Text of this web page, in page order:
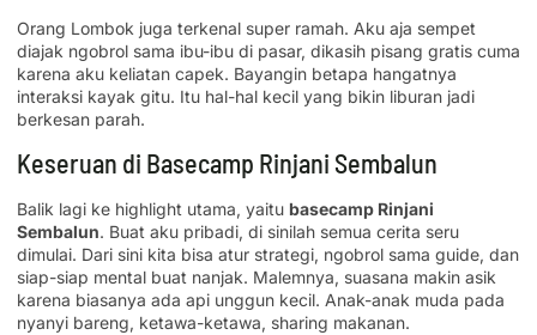
Orang Lombok juga terkenal super ramah. Aku aja sempet
diajak ngobrol sama ibu-ibu di pasar, dikasih pisang gratis cuma
karena aku keliatan capek. Bayangin betapa hangatnya
interaksi kayak gitu. Itu hal-hal kecil yang bikin liburan jadi
berkesan parah.
Keseruan di Basecamp Rinjani Sembalun
Balik lagi ke highlight utama, yaitu basecamp Rinjani
Sembalun. Buat aku pribadi, di sinilah semua cerita seru
dimulai. Dari sini kita bisa atur strategi, ngobrol sama guide, dan
siap-siap mental buat nanjak. Malemnya, suasana makin asik
karena biasanya ada api unggun kecil. Anak-anak muda pada
nyanyi bareng, ketawa-ketawa, sharing makanan.